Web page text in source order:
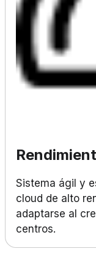
Sistema ágil y
cloud de alto
adaptarse al
centros.